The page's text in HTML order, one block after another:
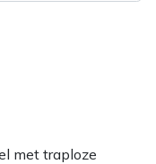
met traploze